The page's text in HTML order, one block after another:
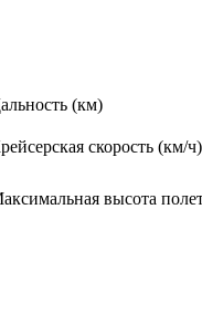
(км)
скорость (км/ч)
высота